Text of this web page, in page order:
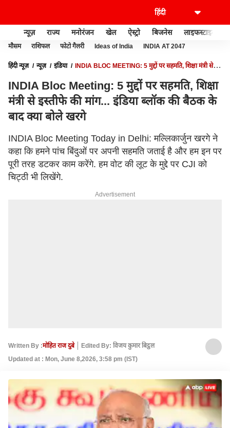
न्यूज़ राज्य मनोरंजन खेल ऐस्ट्रो बिजनेस लाइफस्टाइल
मौसम राशिफल फोटो गैलरी Ideas of India INDIA AT 2047
हिंदी न्यूज़ न्यूज़ इंडिया
INDIA BLOC MEETING: 5 मुद्दों पर सहमति, शिक्षा मंत्री से
INDIA Bloc Meeting: 5 मुद्दों पर सहमति, शिक्षा
मंत्री से इस्तीफे की मांग... इंडिया ब्लॉक की बैठक के
बाद क्या बोले खरगे
INDIA Bloc Meeting Today in Delhi: मल्लिकार्जुन खरगे ने
कहा कि हमने पांच बिंदुओं पर अपनी सहमति जताई है और हम इन पर
पूरी तरह डटकर काम करेंगे. हम वोट की लूट के मुद्दे पर CJI को
चिट्ठी भी लिखेंगे.
Advertisement
Written By :मोहित राज दुबे
Edited By: विजय कुमार बिट्ठल
Updated at : Mon, June 8,2026, 3:58 pm (IST)